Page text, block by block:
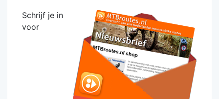
Schrijf je in
voor